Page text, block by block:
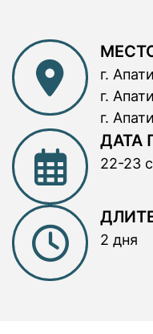
г.
г.
г.
ДАТА
22-23
2 дня